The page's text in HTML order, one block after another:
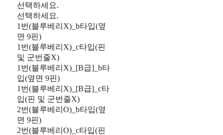
선택하세요.
선택하세요.
1번(블루베리X)_b타입(옆
면 9핀)
1번(블루베리X)_c타입(핀
및 군번줄X)
1번(블루베리X)_[B급]_b타
입(옆면 9핀)
1번(블루베리X)_[B급]_c타
입(핀 및 군번줄X)
2번(블루베리O)_b타입(옆
면 9핀)
2번(블루베리O)_c타입(핀